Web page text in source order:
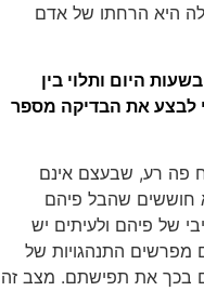
היא הרחתו של אדם
היום ותלוי בין
לבצע את הבדיקה מספר
פה רע, שבעצם אינם
חוששים שהבל פיהם
של פיהם ולעיתים יש
התנהגויות של
בכך את תפישתם. מצב זה